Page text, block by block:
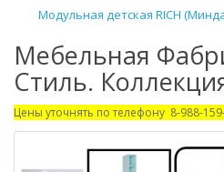
Модульная детская RICH
Мебельная
Стиль.
Цены уточнять по телефону 8-988-